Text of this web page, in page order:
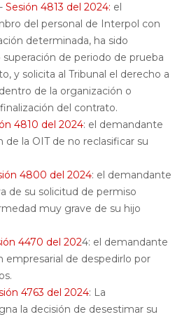
Sesión 4813 del 2024: el
del personal de Interpol con
determinada, ha sido
de periodo de prueba
y solicita al Tribunal el derecho a
de la organización o
del contrato.
4810 del 2024: el demandante
de la OIT de no reclasificar su
4800 del 2024: el demandante
de su solicitud de permiso
muy grave de su hijo
4470 del 2024: el demandante
empresarial de despedirlo por
4763 del 2024: La
la decisión de desestimar su